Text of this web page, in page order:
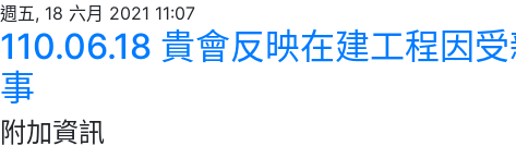
週五, 18 六月 2021 11:07
110.06.18 貴會反映在建工程因
事
附加資訊